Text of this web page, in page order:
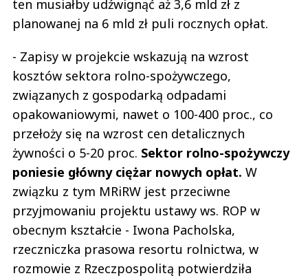
ten musiałby udźwignąć aż 3,6 mld zł z
planowanej na 6 mld zł puli rocznych opłat.
- Zapisy w projekcie wskazują na wzrost
kosztów sektora rolno-spożywczego,
związanych z gospodarką odpadami
opakowaniowymi, nawet o 100-400 proc., co
przełoży się na wzrost cen detalicznych
żywności o 5-20 proc. Sektor rolno-spożywczy
poniesie główny ciężar nowych opłat. W
związku z tym MRiRW jest przeciwne
przyjmowaniu projektu ustawy ws. ROP w
obecnym kształcie - Iwona Pacholska,
rzeczniczka prasowa resortu rolnictwa, w
rozmowie z Rzeczpospolitą potwierdziła